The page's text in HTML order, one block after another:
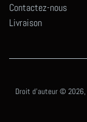
Contactez-nous
Livraison
Droit d'auteur © 2026,